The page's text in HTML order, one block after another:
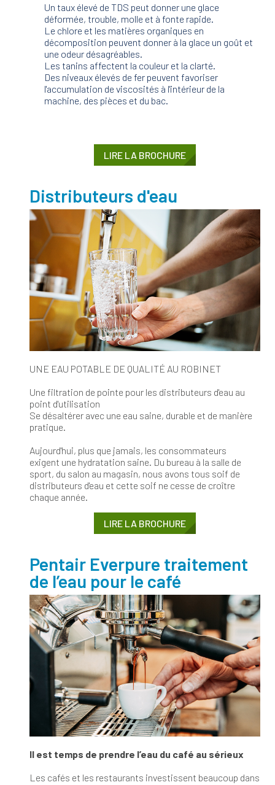
Un taux élevé de TDS peut donner une glace
déformée, trouble, molle et à fonte rapide.
Le chlore et les matières organiques en
décomposition peuvent donner à la glace un goût et
une odeur désagréables.
Les tanins affectent la couleur et la clarté.
Des niveaux élevés de fer peuvent favoriser
l'accumulation de viscosités à l'intérieur de la
machine, des pièces et du bac.
LIRE LA BROCHURE
Distributeurs d'eau
UNE EAU POTABLE DE QUALITÉ AU ROBINET
Une filtration de pointe pour les distributeurs d'eau au
point d'utilisation
Se désaltérer avec une eau saine, durable et de manière
pratique.
Aujourd'hui, plus que jamais, les consommateurs
exigent une hydratation saine. Du bureau à la salle de
sport, du salon au magasin, nous avons tous soif de
distributeurs d'eau et cette soif ne cesse de croître
chaque année.
LIRE LA BROCHURE
Pentair Everpure traitement
de l’eau pour le café
Il est temps de prendre l’eau du café au sérieux
Les cafés et les restaurants investissent beaucoup dans